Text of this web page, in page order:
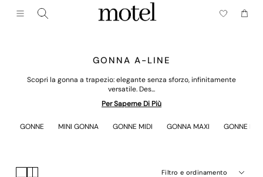
Menu
Chiudere (esc)
GONNA A-LINE
Scopri la gonna a trapezio: elegante senza sforzo, infinitamente
versatile. Des...
Per Saperne Di Più
GONNE MINI GONNA GONNE MIDI GONNA MAXI GONNE IN
Filtro e ordinamento